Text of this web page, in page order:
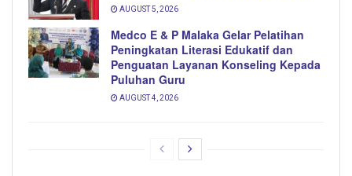
AUGUST 5, 2026
Medco E & P Malaka Gelar Pelatihan
Peningkatan Literasi Edukatif dan
Penguatan Layanan Konseling Kepada
Puluhan Guru
AUGUST 4, 2026